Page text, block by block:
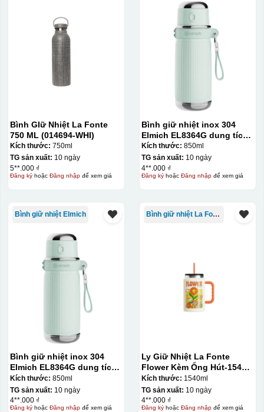
Bình GIữ Nhiệt La Fonte
750 ML (014694-WHI)
Kích thước: 750ml
TG sản xuất: 10 ngày
5**.000 ₫
Đăng kýhoặc Đăng nhậpđể xem giá
Bình giữ nhiệt inox 304
Elmich EL8364G dung tích
850ml
Kích thước: 850ml
TG sản xuất: 10 ngày
4**.000 ₫
Đăng kýhoặc Đăng nhậpđể xem giá
Bình giữ nhiệt Elmich
Bình giữ nhiệt inox 304
Elmich EL8364G dung tích
850ml
Kích thước: 850ml
TG sản xuất: 10 ngày
4**.000 ₫
Đăng kýhoặc Đăng nhậpđể xem giá
Bình giữ nhiệt La Fonte
Ly Giữ Nhiệt La Fonte
Flower Kèm Ống Hút-1540
ml-014786
Kích thước: 1540ml
TG sản xuất: 10 ngày
4**.000 ₫
Đăng kýhoặc Đăng nhậpđể xem giá